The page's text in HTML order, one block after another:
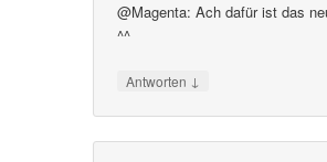
@Magenta: Ach dafür ist das
^^
Antworten ↓